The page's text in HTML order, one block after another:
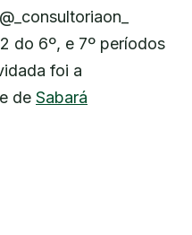
do 6º, e 7º períodos
foi a
de Sabará